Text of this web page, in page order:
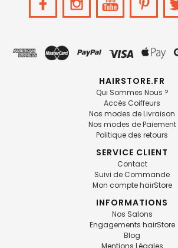
HAIRSTORE.FR
Qui Sommes Nous ?
Accès Coiffeurs
Nos modes de Livraison
Nos modes de Paiement
Politique des retours
SERVICE CLIENT
Contact
Suivi de Commande
Mon compte hairStore
INFORMATIONS
Nos Salons
Engagements hairStore
Blog
Mentions Légales